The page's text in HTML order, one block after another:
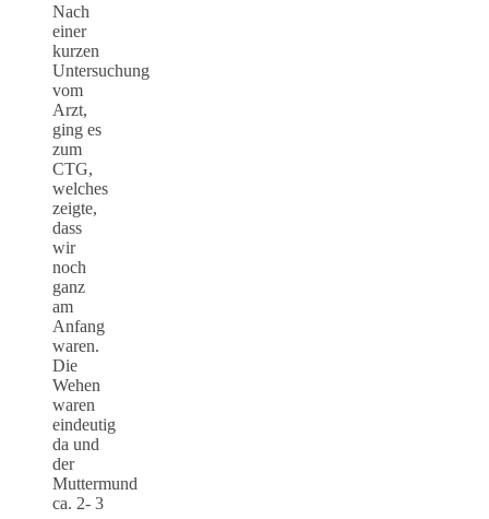
Nach
einer
kurzen
Untersuchung
vom
Arzt,
ging es
zum
CTG,
welches
zeigte,
dass
wir
noch
ganz
am
Anfang
waren.
Die
Wehen
waren
eindeutig
da und
der
Muttermund
ca. 2- 3